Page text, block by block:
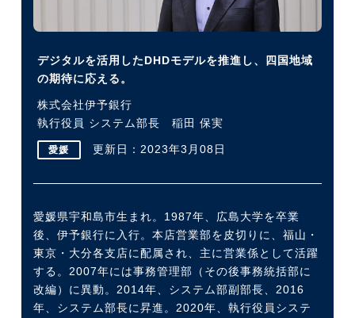
中長期で転職をお考えの方
デジタルを活用したDHDモデルを推進し、四国地域
の期待に応える。
株式会社伊予銀行
執行役員 システム部長 稲田 保実
愛媛 更新日：2023年3月08日
愛媛県宇和島市生まれ。1987年、広島大学を卒業
後、伊予銀行に入行。本店営業部を皮切りに、福山・
東京・大分各支店に配属され、主に営業係として活躍
する。2007年には事務管理部（その後事務統括部に
改編）に異動。2014年、システム部副部長、2016
年、システム部長に昇進。2020年、執行役員システ